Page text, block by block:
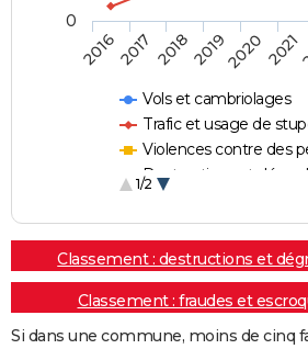
Vols et cambriolages
Trafic et usage de
Violences contre des
Destructions et
1/2
20162017 2018201920202021
0
Classement : destructions et
Classement : fraudes et
Si dans une commune, moins de cinq